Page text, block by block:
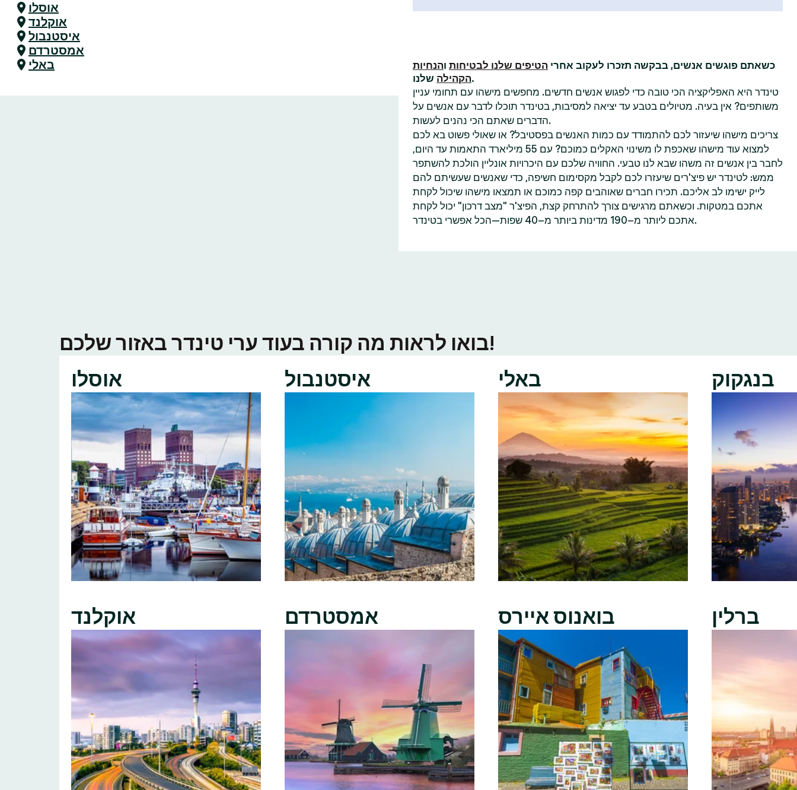
אוסלו
אוקלנד
איסטנבול
אמסטרדם
באלי
כשאתם פוגשים אנשים, בבקשה תזכרו לעקוב אחרי הטיפים שלנו לבטיחות והנחיות
הקהילהשלנו.
טינדר היא האפליקציה הכי טובה כדי לפגוש אנשים חדשים. מחפשים מישהו עם תחומי עניין
משותפים? אין בעיה. מטיולים בטבע עד יציאה למסיבות, בטינדר תוכלו לדבר עם אנשים על
הדברים שאתם הכי נהנים לעשות.
צריכים מישהו שיעזור לכם להתמודד עם כמות האנשים בפסטיבל? או שאולי פשוט בא לכם
למצוא עוד מישהו שאכפת לו משינוי האקלים כמוכם? עם 55 מיליארד התאמות עד היום,
לחבר בין אנשים זה משהו שבא לנו טבעי. החוויה שלכם עם היכרויות אונליין הולכת להשתפר
ממש: לטינדר יש פיצ'רים שיעזרו לכם לקבל מקסימום חשיפה, כדי שאנשים שעשיתם להם
לייק ישימו לב אליכם. תכירו חברים שאוהבים קפה כמוכם או תמצאו מישהו שיכול לקחת
אתכם במטקות. וכשאתם מרגישים צורך להתרחק קצת, הפיצ'ר "מצב דרכון" יכול לקחת
אתכם ליותר מ–190 מדינות ביותר מ–40 שפות—הכל אפשרי בטינדר.
בואו לראות מה קורה בעוד ערי טינדר באזור שלכם!
אוסלו
אוקלנד
איסטנבול
אמסטרדם
באלי
בואנוס איירס
בנגקוק
ברלין